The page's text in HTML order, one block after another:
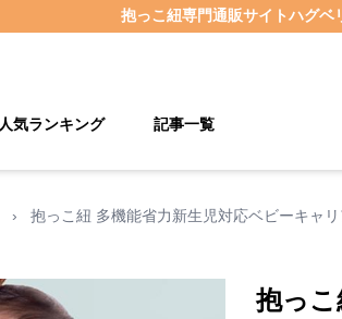
抱っこ紐専門通販サイトハグベ
人気ランキング 記事一覧
› 抱っこ紐 多機能省力新生児対応ベビーキャリ
抱っこ